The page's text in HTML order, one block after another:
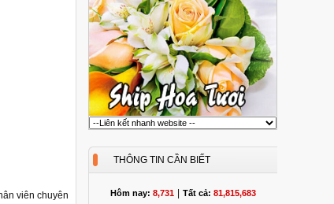
viên chuyên
THÔNG TIN CẦN BIẾT
Hôm nay: 8,731 Tất cả: 81,815,683